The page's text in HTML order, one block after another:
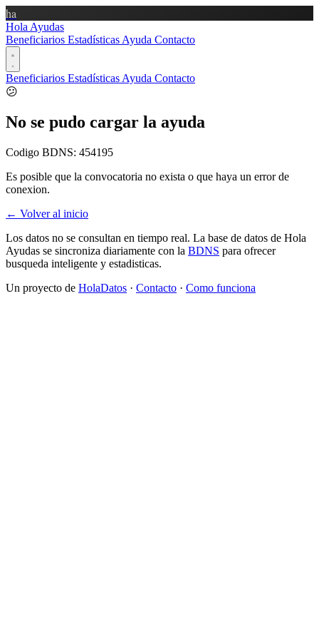
ha
Hola Ayudas
Beneficiarios Estadísticas Ayuda Contacto
Beneficiarios Estadísticas Ayuda Contacto
😕
No se pudo cargar la ayuda
Codigo BDNS: 454195
Es posible que la convocatoria no exista o que haya un error de
conexion.
← Volver al inicio
Los datos no se consultan en tiempo real. La base de datos de Hola
Ayudas se sincroniza diariamente con la BDNS para ofrecer
busqueda inteligente y estadisticas.
Un proyecto de HolaDatos · Contacto · Como funciona